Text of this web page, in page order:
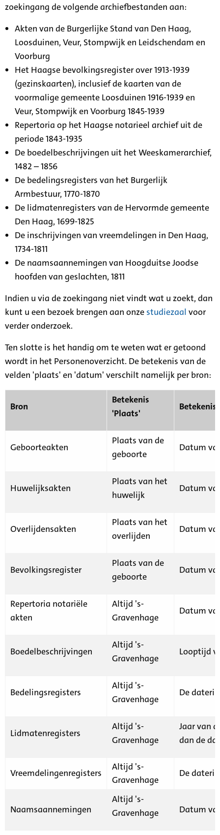
zoekingang de volgende archiefbestanden aan:
Akten van de Burgerlijke Stand van Den Haag,
Loosduinen, Veur, Stompwijk en Leidschendam en
Voorburg
Het Haagse bevolkingsregister over 1913-1939
(gezinskaarten), inclusief de kaarten van de
voormalige gemeente Loosduinen 1916-1939 en
Veur, Stompwijk en Voorburg 1845-1939
Repertoria op het Haagse notarieel archief uit de
periode 1843-1935
De boedelbeschrijvingen uit het Weeskamerarchief,
1482 – 1856
De bedelingsregisters van het Burgerlijk
Armbestuur, 1770-1870
De lidmatenregisters van de Hervormde gemeente
Den Haag, 1699-1825
De inschrijvingen van vreemdelingen in Den Haag,
1734-1811
De naamsaannemingen van Hoogduitse Joodse
hoofden van geslachten, 1811
Indien u via de zoekingang niet vindt wat u zoekt, dan
kunt u een bezoek brengen aan onze studiezaal voor
verder onderzoek.
Ten slotte is het handig om te weten wat er getoond
wordt in het Personenoverzicht. De betekenis van de
velden 'plaats' en 'datum' verschilt namelijk per bron:
Bron
Betekenis
'Plaats'
Geboorteakten
Plaats van de
geboorte
Datum
Huwelijksakten
Plaats van het
huwelijk
Datum
Overlijdensakten
Plaats van het
overlijden
Datum
Bevolkingsregister
Plaats van de
geboorte
Datum
Repertoria notariële
akten
Altijd 's-
Gravenhage
Datum
Boedelbeschrijvingen
Altijd 's-
Gravenhage
Looptijd
Bedelingsregisters
Altijd 's-
Gravenhage
De
Lidmatenregisters
Altijd 's-
Gravenhage
Jaar van
dan de
Vreemdelingenregisters
Altijd 's-
Gravenhage
De
Naamsaannemingen
Altijd 's-
Gravenhage
Datum